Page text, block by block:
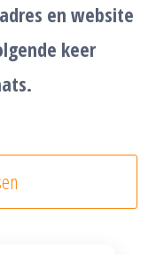
en website
keer